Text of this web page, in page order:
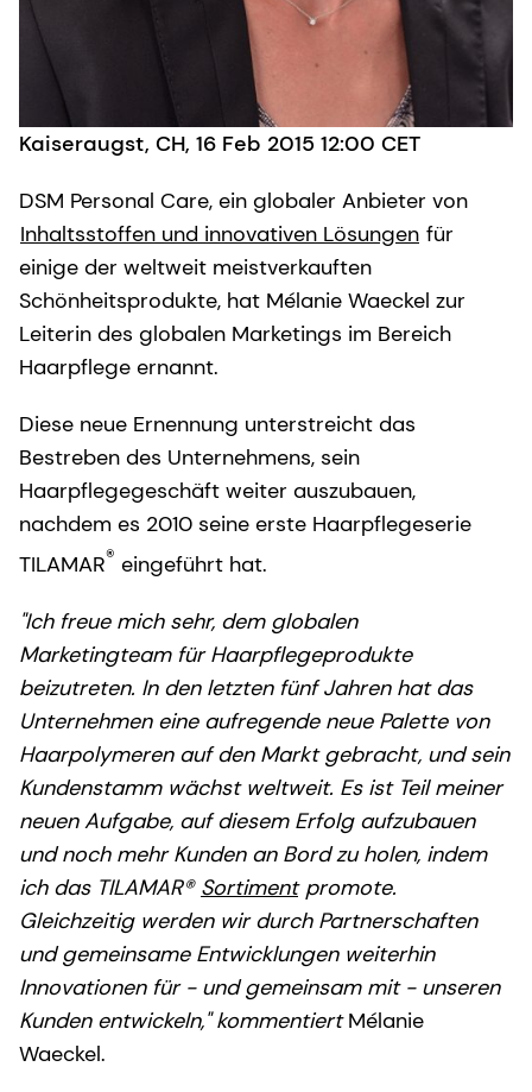
Kaiseraugst, CH, 16 Feb 2015 12:00 CET
DSM Personal Care, ein globaler Anbieter von
Inhaltsstoffen und innovativen Lösungen für
einige der weltweit meistverkauften
Schönheitsprodukte, hat Mélanie Waeckel zur
Leiterin des globalen Marketings im Bereich
Haarpflege ernannt.
Diese neue Ernennung unterstreicht das
Bestreben des Unternehmens, sein
Haarpflegegeschäft weiter auszubauen,
nachdem es 2010 seine erste Haarpflegeserie
TILAMAR® eingeführt hat.
"Ich freue mich sehr, dem globalen
Marketingteam für Haarpflegeprodukte
beizutreten. In den letzten fünf Jahren hat das
Unternehmen eine aufregende neue Palette von
Haarpolymeren auf den Markt gebracht, und sein
Kundenstamm wächst weltweit. Es ist Teil meiner
neuen Aufgabe, auf diesem Erfolg aufzubauen
und noch mehr Kunden an Bord zu holen, indem
ich das TILAMAR® Sortimentpromote.
Gleichzeitig werden wir durch Partnerschaften
und gemeinsame Entwicklungen weiterhin
Innovationen für - und gemeinsam mit - unseren
Kunden entwickeln," kommentiertMélanie
Waeckel.